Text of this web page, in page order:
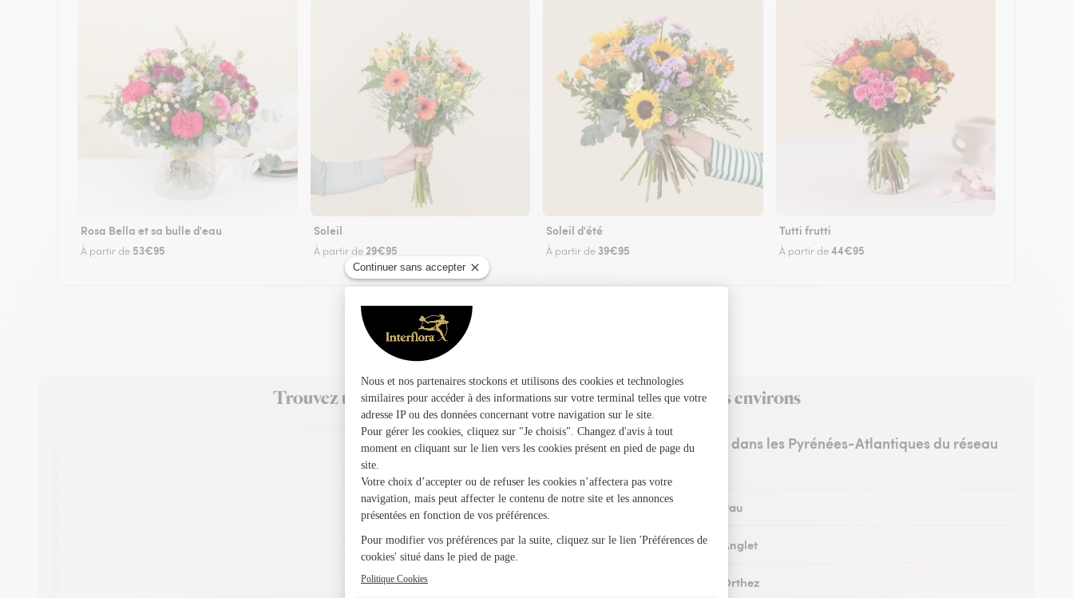
Rosa Bella et sa bulle d'eau
À partir de 53€95
Soleil
À partir de 29€95
Soleil d'été
À partir de 39€95
Tutti frutti
À partir de44€95
Trouvez un fleuriste Interflora à Sedze-Maubecq et dans ses environs
Les fleuristes dans les Pyrénées-Atlantiques du réseau
Fleuristes à Pau
Fleuristes à Anglet
Fleuristes à Orthez